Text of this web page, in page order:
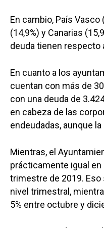
En cambio, País Vasco
(14,9%) y Canarias
deuda tienen respecto
En cuanto a los
cuentan con más de
con una deuda de
en cabeza de las
endeudadas, aunque la
Mientras, el
prácticamente igual
trimestre de 2019. Eso
nivel trimestral,
5% entre octubre y